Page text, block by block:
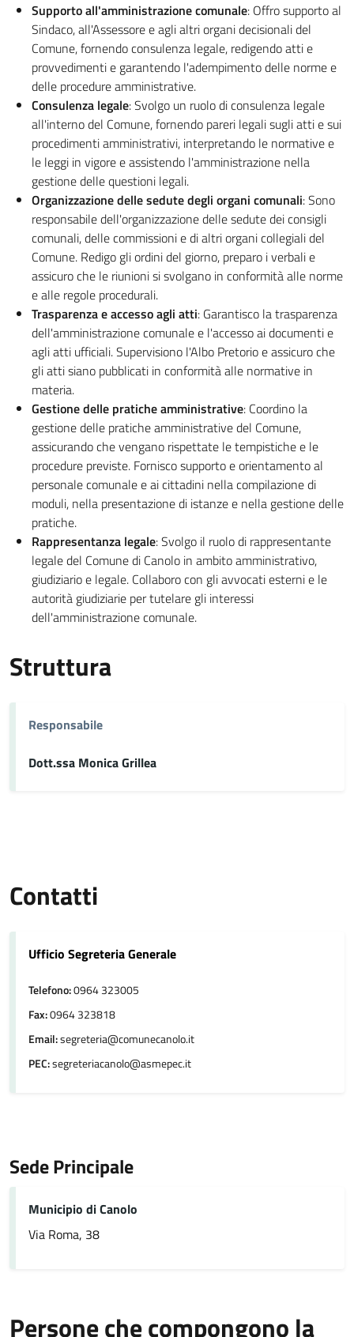
Supporto all'amministrazione comunale: Offro supporto al
Sindaco, all'Assessore e agli altri organi decisionali del
Comune, fornendo consulenza legale, redigendo atti e
provvedimenti e garantendo l'adempimento delle norme e
delle procedure amministrative.
Consulenza legale: Svolgo un ruolo di consulenza legale
all'interno del Comune, fornendo pareri legali sugli atti e sui
procedimenti amministrativi, interpretando le normative e
le leggi in vigore e assistendo l'amministrazione nella
gestione delle questioni legali.
Organizzazione delle sedute degli organi comunali: Sono
responsabile dell'organizzazione delle sedute dei consigli
comunali, delle commissioni e di altri organi collegiali del
Comune. Redigo gli ordini del giorno, preparo i verbali e
assicuro che le riunioni si svolgano in conformità alle norme
e alle regole procedurali.
Trasparenza e accesso agli atti: Garantisco la trasparenza
dell'amministrazione comunale e l'accesso ai documenti e
agli atti ufficiali. Supervisiono l'Albo Pretorio e assicuro che
gli atti siano pubblicati in conformità alle normative in
materia.
Gestione delle pratiche amministrative: Coordino la
gestione delle pratiche amministrative del Comune,
assicurando che vengano rispettate le tempistiche e le
procedure previste. Fornisco supporto e orientamento al
personale comunale e ai cittadini nella compilazione di
moduli, nella presentazione di istanze e nella gestione delle
pratiche.
Rappresentanza legale: Svolgo il ruolo di rappresentante
legale del Comune di Canolo in ambito amministrativo,
giudiziario e legale. Collaboro con gli avvocati esterni e le
autorità giudiziarie per tutelare gli interessi
dell'amministrazione comunale.
Struttura
Responsabile
Dott.ssa Monica Grillea
Contatti
Ufficio Segreteria Generale
Telefono:0964 323005
Fax:0964 323818
Email:segreteria@comunecanolo.it
PEC:segreteriacanolo@asmepec.it
Sede Principale
Municipio di Canolo
Via Roma, 38
Persone che compongono la